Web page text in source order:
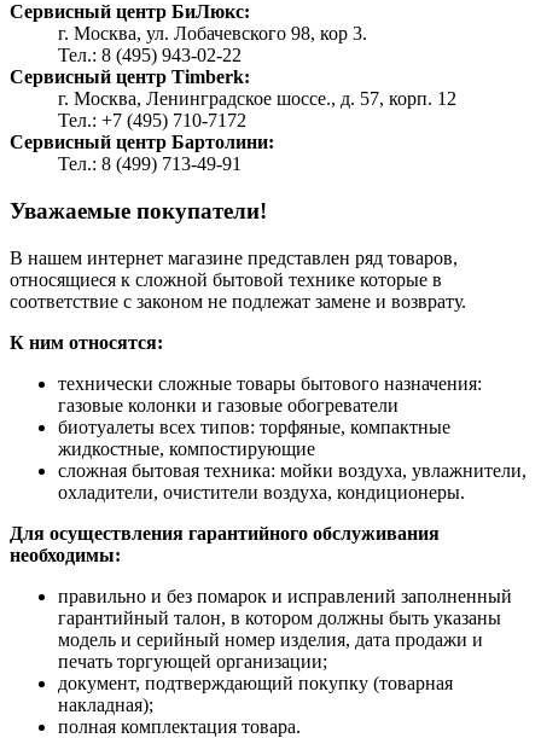
Сервисный центр БиЛюкс:
г. Москва, ул. Лобачевского 98, кор 3.
Тел.: 8 (495) 943-02-22
Сервисный центр Timberk:
г. Москва, Ленинградское шоссе., д. 57, корп. 12
Тел.: +7 (495) 710-7172
Сервисный центр Бартолини:
Тел.: 8 (499) 713-49-91
Уважаемые покупатели!
В нашем интернет магазине представлен ряд товаров,
относящиеся к сложной бытовой технике которые в
соответствие с законом не подлежат замене и возврату.
К ним относятся:
технически сложные товары бытового назначения:
газовые колонки и газовые обогреватели
биотуалеты всех типов: торфяные, компактные
жидкостные, компостирующие
сложная бытовая техника: мойки воздуха, увлажнители,
охладители, очистители воздуха, кондиционеры.
Для осуществления гарантийного обслуживания
необходимы:
правильно и без помарок и исправлений заполненный
гарантийный талон, в котором должны быть указаны
модель и серийный номер изделия, дата продажи и
печать торгующей организации;
документ, подтверждающий покупку (товарная
накладная);
полная комплектация товара.